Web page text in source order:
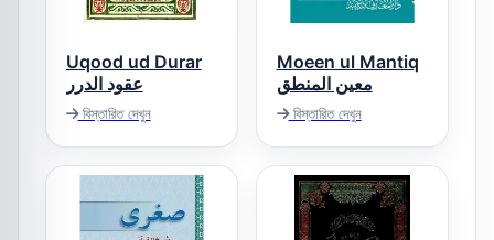
Uqood ud Durar
عقود الدرر
বিস্তারিত দেখুন
Moeen ul Mantiq
معین المنطق
বিস্তারিত দেখুন